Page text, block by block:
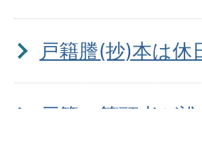
戸籍謄(抄)本は
戸籍の筆頭者が